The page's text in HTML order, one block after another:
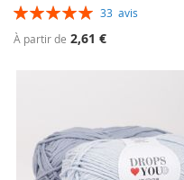
Évaluation:
33 avis
À partir de 2,61 €